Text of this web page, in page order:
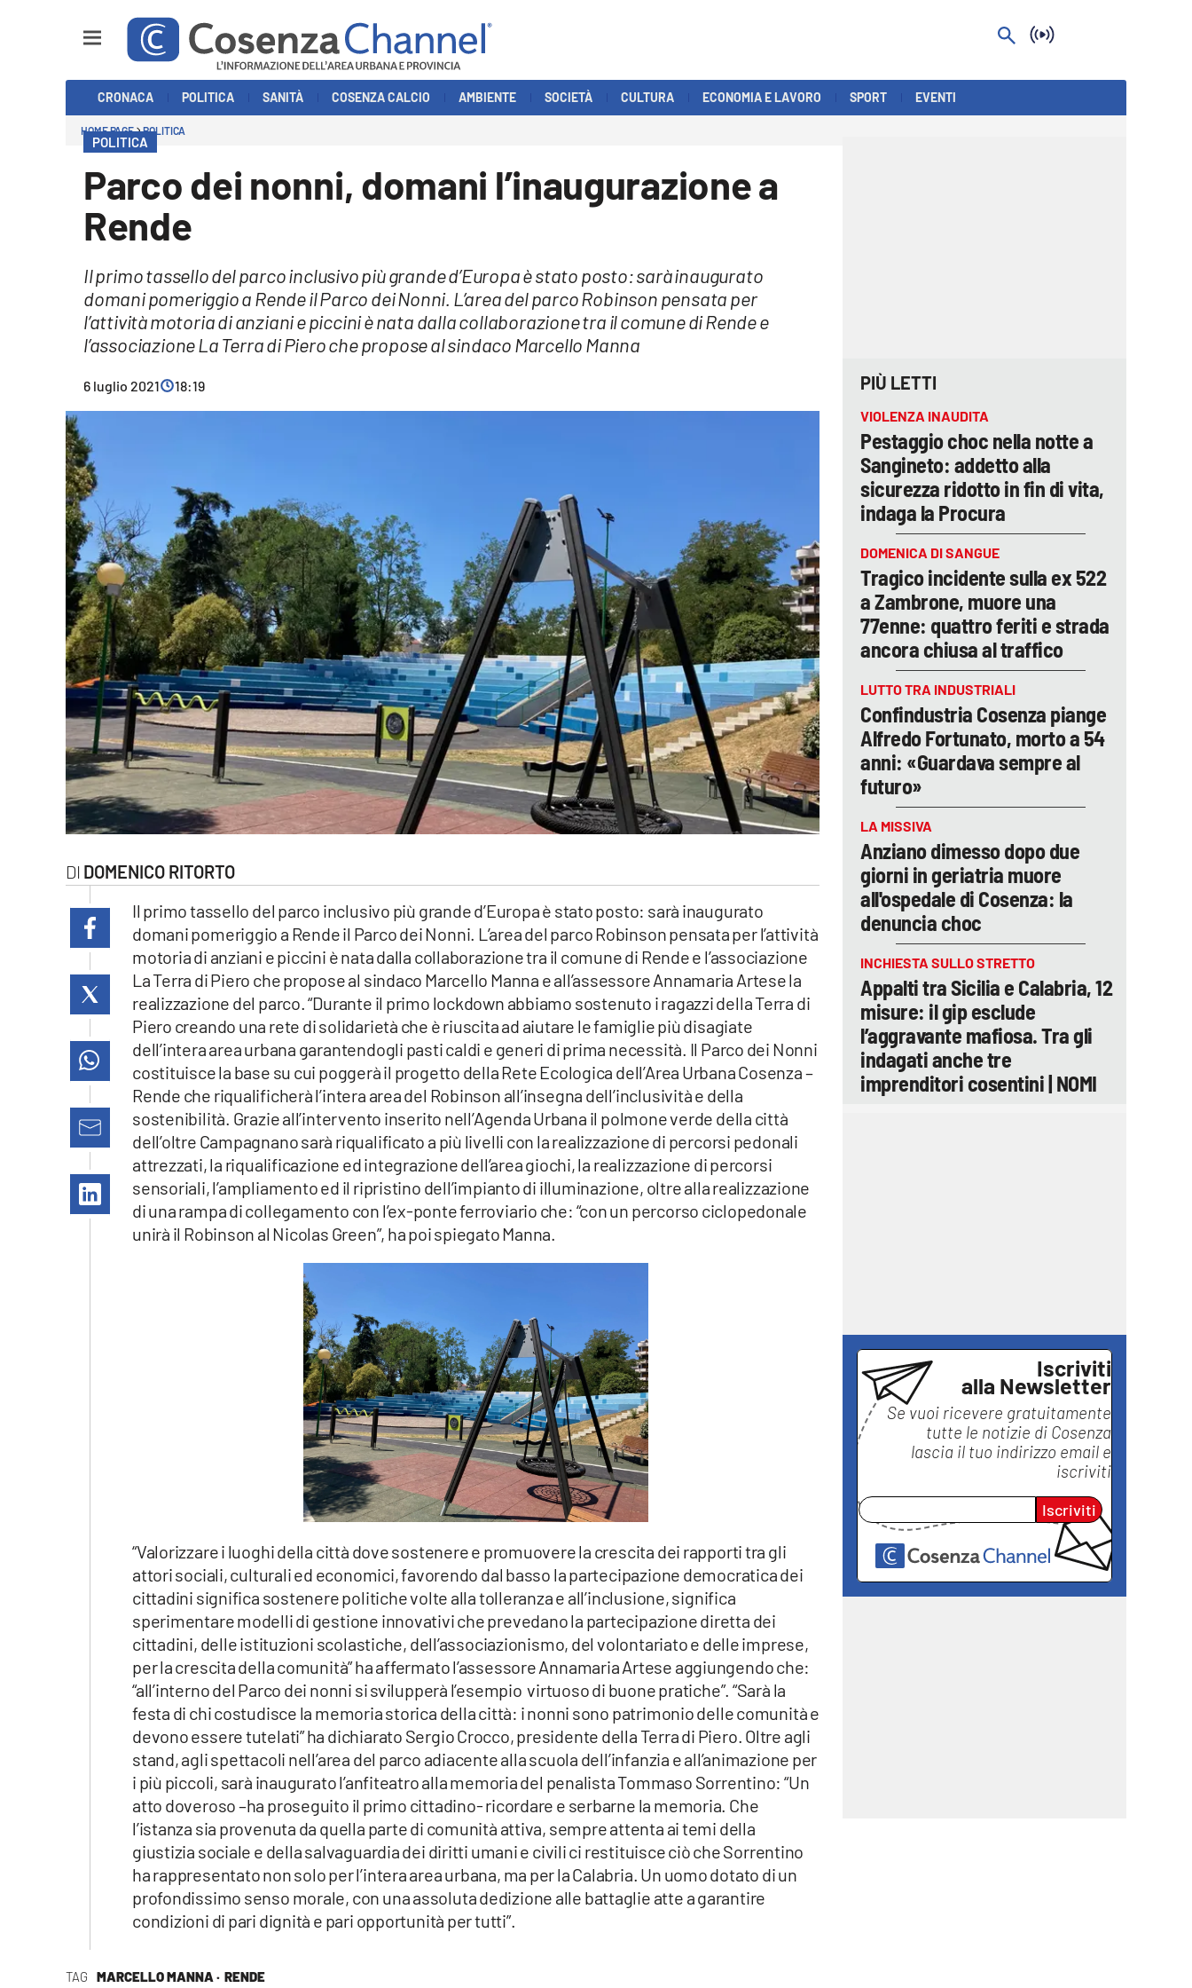
Economia e Lavoro
Streaming
Lac Network
lacapitalenews.it
CRONACA POLITICA SANITÀ COSENZA CALCIO AMBIENTE SOCIETÀ CULTURA ECONOMIA E LAVORO SPORT EVENTI
HOME PAGE POLITICA
POLITICA
Parco dei nonni, domani l’inaugurazione a
Rende
Il primo tassello del parco inclusivo più grande d’Europa è stato posto: sarà inaugurato
domani pomeriggio a Rende il Parco dei Nonni. L’area del parco Robinson pensata per
l’attività motoria di anziani e piccini è nata dalla collaborazione tra il comune di Rende e
l’associazione La Terra di Piero che propose al sindaco Marcello Manna
6 luglio 2021 18:19
DOMENICO RITORTO
TAG MARCELLO MANNA · RENDE
Il primo tassello del parco inclusivo più grande d’Europa è stato posto: sarà inaugurato
domani pomeriggio a Rende il Parco dei Nonni. L’area del parco Robinson pensata per l’attività
motoria di anziani e piccini è nata dalla collaborazione tra il comune di Rende e l’associazione
La Terra di Piero che propose al sindaco Marcello Manna e all’assessore Annamaria Artese la
realizzazione del parco. “Durante il primo lockdown abbiamo sostenuto i ragazzi della Terra di
Piero creando una rete di solidarietà che è riuscita ad aiutare le famiglie più disagiate
dell’intera area urbana garantendogli pasti caldi e generi di prima necessità. Il Parco dei Nonni
costituisce la base su cui poggerà il progetto della Rete Ecologica dell’Area Urbana Cosenza –
Rende che riqualificherà l’intera area del Robinson all’insegna dell’inclusività e della
sostenibilità. Grazie all’intervento inserito nell’Agenda Urbana il polmone verde della città
dell’oltre Campagnano sarà riqualificato a più livelli con la realizzazione di percorsi pedonali
attrezzati, la riqualificazione ed integrazione dell’area giochi, la realizzazione di percorsi
sensoriali, l’ampliamento ed il ripristino dell’impianto di illuminazione, oltre alla realizzazione
di una rampa di collegamento con l’ex-ponte ferroviario che: “con un percorso ciclopedonale
unirà il Robinson al Nicolas Green”, ha poi spiegato Manna.
“Valorizzare i luoghi della città dove sostenere e promuovere la crescita dei rapporti tra gli
attori sociali, culturali ed economici, favorendo dal basso la partecipazione democratica dei
cittadini significa sostenere politiche volte alla tolleranza e all’inclusione, significa
sperimentare modelli di gestione innovativi che prevedano la partecipazione diretta dei
cittadini, delle istituzioni scolastiche, dell’associazionismo, del volontariato e delle imprese,
per la crescita della comunità” ha affermato l’assessore Annamaria Artese aggiungendo che:
“all’interno del Parco dei nonni si svilupperà l’esempio virtuoso di buone pratiche”. “Sarà la
festa di chi costudisce la memoria storica della città: i nonni sono patrimonio delle comunità e
devono essere tutelati” ha dichiarato Sergio Crocco, presidente della Terra di Piero. Oltre agli
stand, agli spettacoli nell’area del parco adiacente alla scuola dell’infanzia e all’animazione per
i più piccoli, sarà inaugurato l’anfiteatro alla memoria del penalista Tommaso Sorrentino: “Un
atto doveroso –ha proseguito il primo cittadino- ricordare e serbarne la memoria. Che
l’istanza sia provenuta da quella parte di comunità attiva, sempre attenta ai temi della
giustizia sociale e della salvaguardia dei diritti umani e civili ci restituisce ciò che Sorrentino
ha rappresentato non solo per l’intera area urbana, ma per la Calabria. Un uomo dotato di un
profondissimo senso morale, con una assoluta dedizione alle battaglie atte a garantire
condizioni di pari dignità e pari opportunità per tutti”.
PIÙ LETTI
VIOLENZA INAUDITA
Pestaggio choc nella notte a
Sangineto: addetto alla
sicurezza ridotto in fin di vita,
indaga la Procura
DOMENICA DI SANGUE
Tragico incidente sulla ex 522
a Zambrone, muore una
77enne: quattro feriti e strada
ancora chiusa al traffico
LUTTO TRA INDUSTRIALI
Confindustria Cosenza piange
Alfredo Fortunato, morto a 54
anni: «Guardava sempre al
futuro»
LA MISSIVA
Anziano dimesso dopo due
giorni in geriatria muore
all'ospedale di Cosenza: la
denuncia choc
INCHIESTA SULLO STRETTO
Appalti tra Sicilia e Calabria, 12
misure: il gip esclude
l’aggravante mafiosa. Tra gli
indagati anche tre
imprenditori cosentini | NOMI
Iscriviti
alla Newsletter
Se vuoi ricevere gratuitamente
tutte le notizie di Cosenza
lascia il tuo indirizzo email e
iscriviti
Iscriviti